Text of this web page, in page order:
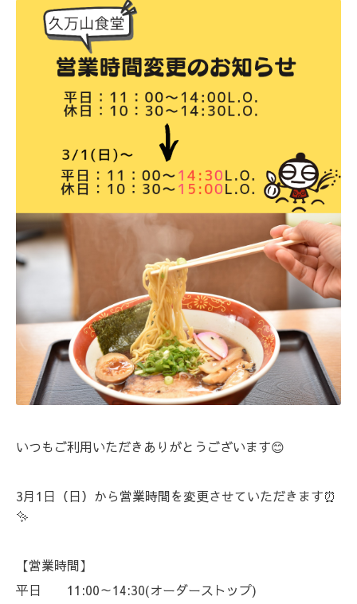
いつもご利用いただきありがとうございます😊
3月1日（日）から営業時間を変更させていただきます⏰
✨
【営業時間】
平日 11:00～14:30(オーダーストップ)